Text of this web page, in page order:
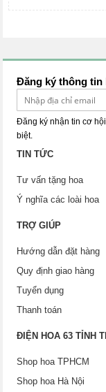
Đăng ký thông tin
Đăng ký nhận tin cơ
biệt.
TIN TỨC
Tư vấn tặng hoa
Ý nghĩa các loài hoa
TRỢ GIÚP
Hướng dẫn đặt hàng
Quy định giao hàng
Tuyển dụng
Thanh toán
ĐIỆN HOA 63 TỈNH
Shop hoa TPHCM
Shop hoa Hà Nội